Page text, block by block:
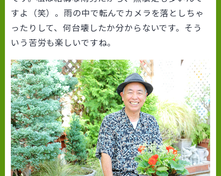
すよ（笑）。雨の中で転んでカメラを落としちゃ
ったりして、何台壊したか分からないです。そう
いう苦労も楽しいですね。